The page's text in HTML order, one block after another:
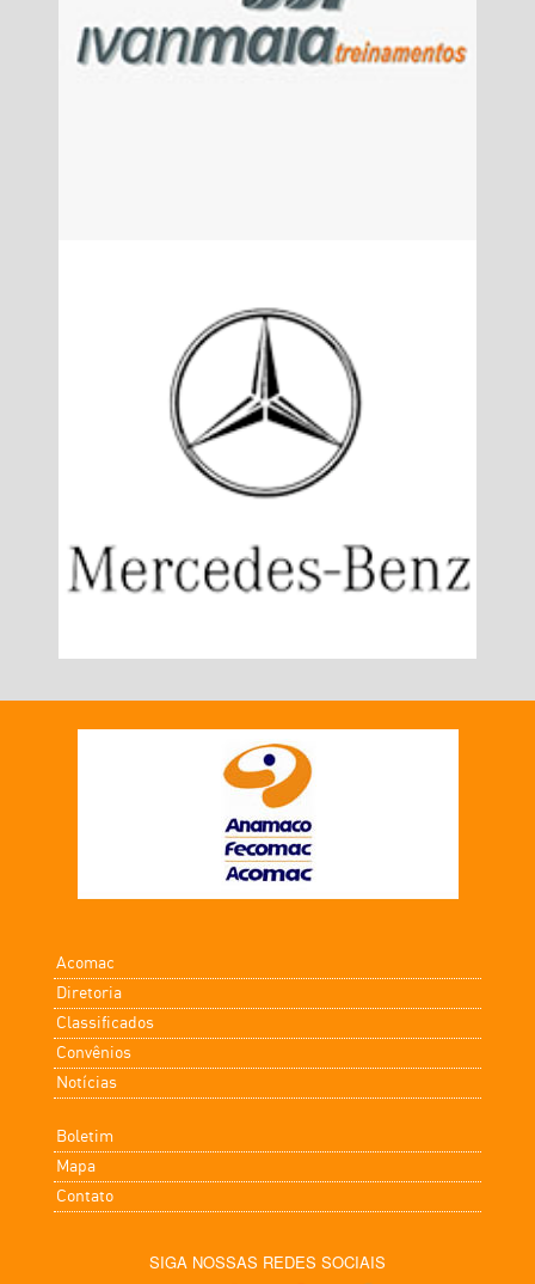
Acomac
Diretoria
Classificados
Convênios
Notícias
Boletim
Mapa
Contato
SIGA NOSSAS REDES SOCIAIS